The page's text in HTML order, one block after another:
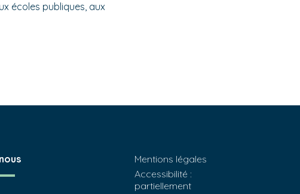
écoles publiques, aux
Mentions légales
Accessibilité :
partiellement